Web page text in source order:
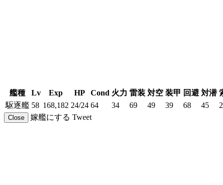
艦種 Lv Exp HP Cond 火力 雷装 対空 装甲 回避 対潜
駆逐艦 58 168,182 24/24 64 34 69 49 39 68 45
Close 嫁艦にする Tweet